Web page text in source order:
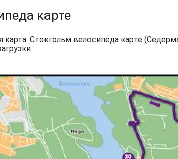
карте
карта. Стокгольм велосипеда карте